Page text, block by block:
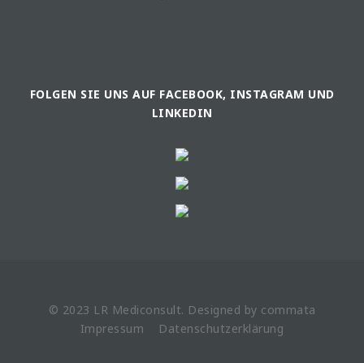
FOLGEN SIE UNS AUF FACEBOOK, INSTAGRAM UND
LINKEDIN
© 2023 LR Mediconsult. Designed by commata
Impressum
Datenschutzerklärung